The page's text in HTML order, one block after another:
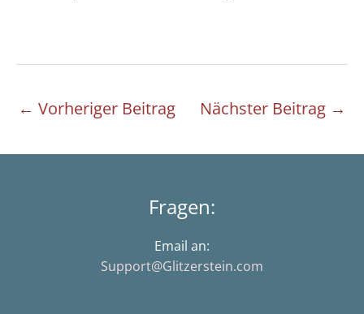
← Vorheriger Beitrag Nächster Beitrag →
Fragen:
Email an:
Support@Glitzerstein.com